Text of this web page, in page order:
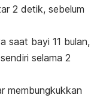
2 detik, sebelum
saat bayi 11 bulan,
selama 2
membungkukkan